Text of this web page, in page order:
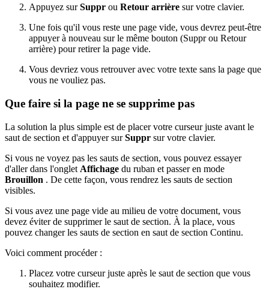
Appuyez surSuppr ou Retour arrière sur votre clavier.
Une fois qu'il vous reste une page vide, vous devrez peut-être
appuyer à nouveau sur le même bouton (Suppr ou Retour
arrière) pour retirer la page vide.
Vous devriez vous retrouver avec votre texte sans la page que
vous ne vouliez pas.
Que faire si la page ne se supprime pas
La solution la plus simple est de placer votre curseur juste avant le
saut de section et d'appuyer surSuppr sur votre clavier.
Si vous ne voyez pas les sauts de section, vous pouvez essayer
d'aller dans l'onglet Affichage du ruban et passer en mode
Brouillon . De cette façon, vous rendrez les sauts de section
visibles.
Si vous avez une page vide au milieu de votre document, vous
devez éviter de supprimer le saut de section. À la place, vous
pouvez changer les sauts de section en saut de section Continu.
Voici comment procéder :
Placez votre curseur juste après le saut de section que vous
souhaitez modifier.